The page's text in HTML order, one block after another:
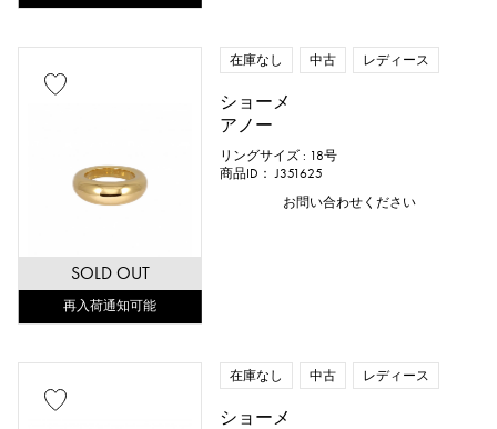
SOLD OUT
再入荷通知可能
在庫なし 中古 レディース
ショーメ
アノー
リングサイズ : 18号
商品ID： J351625
お問い合わせください
在庫なし 中古 レディース
ショーメ